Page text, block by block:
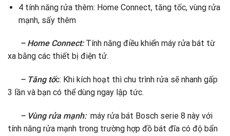
4 tính năng rửa thêm: Home Connect, tăng tốc, vùng rửa
mạnh, sấy thêm
– Home Connect:Tính năng điều khiển máy rửa bát từ
xa bằng các thiết bị điện tử.
– Tăng tốc: Khi kích hoạt thì chu trình rửa sẽ nhanh gấp
3 lần và bạn có thể dùng ngay lập tức.
– Vùng rửa mạnh:máy rửa bát Bosch serie 8 này với
tính năng rửa mạnh trong trường hợp đồ bát đĩa có độ bẩn